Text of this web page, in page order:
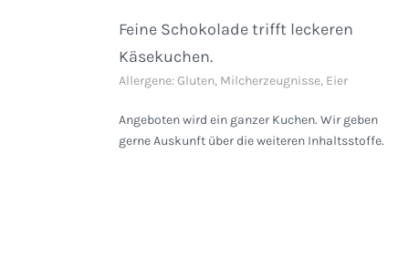
Feine Schokolade trifft leckeren
Käsekuchen.
Allergene: Gluten, Milcherzeugnisse, Eier
Angeboten wird ein ganzer Kuchen. Wir geben
gerne Auskunft über die weiteren Inhaltsstoffe.